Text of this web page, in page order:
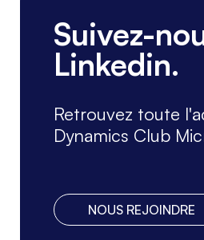
Suivez-
Linkedin.
Retrouvez toute
Dynamics Club
NOUS REJOINDRE